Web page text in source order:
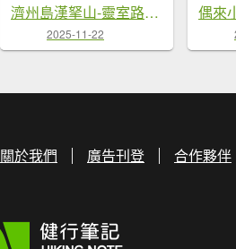
濟州島漢拏山-靈室路線上
2025-11-22
偶來
關於我們 廣告刊登 合作夥伴